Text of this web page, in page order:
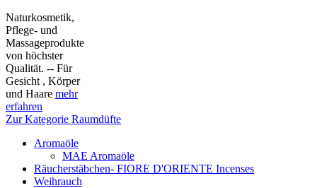
Naturkosmetik,
Pflege- und
Massageprodukte
von höchster
Qualität. -- Für
Gesicht , Körper
und Haare mehr
erfahren
Zur Kategorie Raumdüfte
Aromaöle
MAE Aromaöle
Räucherstäbchen- FIORE D'ORIENTE Incenses
Weihrauch